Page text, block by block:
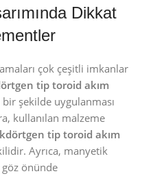
Dikkat
çok çeşitli imkanlar
tip toroid akım
şekilde uygulanması
kullanılan malzeme
tip toroid akım
Ayrıca, manyetik
göz önünde